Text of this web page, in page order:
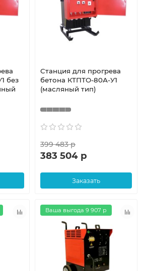
без
Станция для прогрева
бетона КТПТО-80А-У1
(масляный тип)
399 483 р
383 504 р
Заказать
Ваша выгода 9 907 р